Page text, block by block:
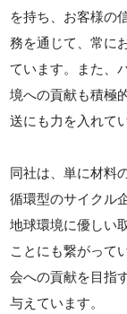
を持ち、お客様の
務を通じて、常に
ています。また、
境への貢献も積極
送にも力を入れて
同社は、単に材料
循環型のサイクル
地球環境に優しい
ことにも繋がって
会への貢献を目指
与えています。